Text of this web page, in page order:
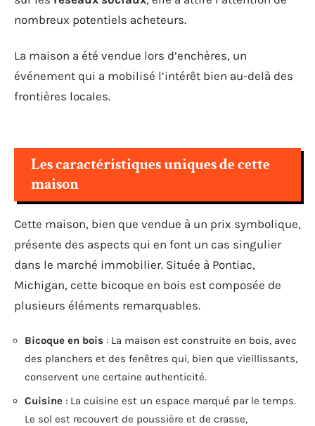
nombreux potentiels acheteurs.
La maison a été vendue lors d’enchères, un
événement qui a mobilisé l’intérêt bien au-delà des
frontières locales.
Les caractéristiques uniques de cette
maison
Cette maison, bien que vendue à un prix symbolique,
présente des aspects qui en font un cas singulier
dans le marché immobilier. Située à Pontiac,
Michigan, cette bicoque en bois est composée de
plusieurs éléments remarquables.
Bicoque en bois : La maison est construite en bois, avec
des planchers et des fenêtres qui, bien que vieillissants,
conservent une certaine authenticité.
Cuisine : La cuisine est un espace marqué par le temps.
Le sol est recouvert de poussière et de crasse,